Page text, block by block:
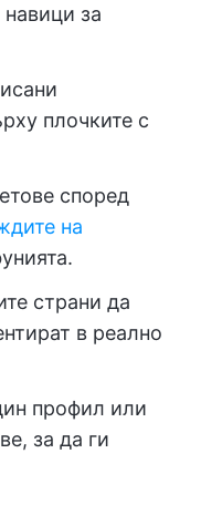
за
плочките с
според
на
страни да
в реално
профил или
за да ги